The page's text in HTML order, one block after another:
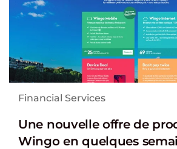
Financial Services
Une nouvelle offre de
Wingo en quelques